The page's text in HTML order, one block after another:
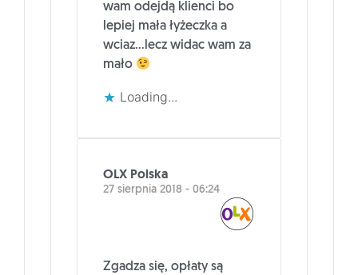
wam odejdą klienci bo
lepiej mała łyżeczka a
wciaz…lecz widac wam za
mało
Loading...
OLX Polska
27 sierpnia 2018 - 06:24
Zgadza się, opłaty są